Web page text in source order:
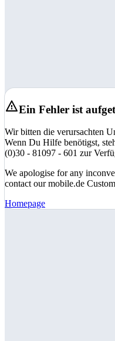
Ein Fehler ist
Wir bitten die verursachten
Wenn Du Hilfe benötigst,
(0)30 - 81097 - 601 zur
We apologise for any
contact our mobile.de
Homepage